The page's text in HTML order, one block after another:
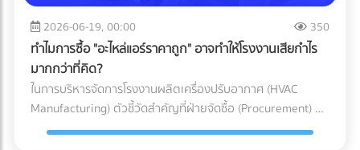
คุณต้องการพาร์ทเนอร์ที่มีความเชี่ยวชาญตัวจริง เพื่อมาช่วย
ลดความเสี่ยง ป้องกันสินค้าเสียหาย และควบคุมต้นทุนของ
โรงงาน ไม่ต้องเสียเวลาค้นหาซัพพลายเออร์ทีละเจ้าให้เหนื่อย
เพราะที่ At-Once เราได้รวบรวมรายชื่อบริษัทและโรงงานชั้นนำ
กว่า 1,000 แห่งที่ให้บริการเกี่ยวข้องกับบรรจุภัณฑ์อย่างครบ
วงจรไว้ให้คุณแล้ว คลิกที่นี่!
ท่าเรือแล้วเพิ่งทราบว่าต้องใช้ใบอนุญาต สินค้าจะถูกอายัดไว้ที่
ท่าเรือทันที สิ่งที่ตามมาคือ ค่าเสียเวลาพื้นที่ท่าเรือ
(Demurrage) และ ค่าเสียเวลาตู้ (Detention) ที่วิ่งเดินหน้าทุกวัน
(มักเริ่มต้นที่หลักพันและพุ่งสูงขึ้นเรื่อยๆ ต่อตู้ต่อวัน) หากขอใบ
อนุญาตไม่ทัน สินค้านั้นอาจถูกบังคับส่งกลับประเทศต้นทางหรือ
ถูกทำลายทิ้ง เปรียบเทียบชัดๆ: ทำเอง vs. ใช้ผู้เชี่ยวชาญ เพื่อชี้
ให้เห็นภาพชัดเจนว่าทำไมการจ้าง Freight Forwarder หรือ
อ้างอิงตามมาตรฐาน ISO 14644-1 โดยระดับที่พบได้บ่อยใน
โรงงานผลิตเครื่องมือแพทย์คือ ISO Class 7 และ ISO Class 8
ซึ่งมีการจำกัดจำนวนอนุภาคในอากาศอย่างรัดกุม เพื่อให้มั่นใจว่า
ชิ้นงานจะสะอาดที่สุด 3 เหตุผลที่ Cleanroom ขาดไม่ได้ในการ
ผลิตอุปกรณ์การแพทย์ ทำไมโรงงานรับฉีดพลาสติก (Injection
Molding) ทั่วไป ถึงไม่สามารถผลิตอุปกรณ์การแพทย์ได้? คำ
ตอบอยู่ในความเข้มงวด 3 ประการดังต่อไปนี้: 1. การควบคุม
ปริมาณเชื้อจุลินทรีย์ (Bioburden Control) ก่อนที่อุปกรณ์
2026-06-19, 00:00 350
ทำไมการซื้อ "อะไหล่แอร์ราคาถูก" อาจทำให้โรงงานเสียกำไร
มากกว่าที่คิด?
ในการบริหารจัดการโรงงานผลิตเครื่องปรับอากาศ (HVAC
Manufacturing) ตัวชี้วัดสำคัญที่ฝ่ายจัดซื้อ (Procurement) มัก
ถูกกดดันเสมอคือ "การลดต้นทุน (Cost Reduction)" เพื่อเพิ่ม